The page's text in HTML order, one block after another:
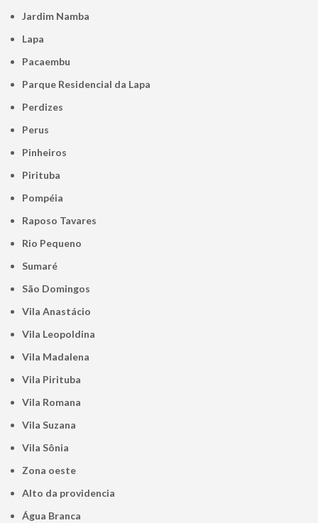
Jardim Namba
Lapa
Pacaembu
Parque Residencial da Lapa
Perdizes
Perus
Pinheiros
Pirituba
Pompéia
Raposo Tavares
Rio Pequeno
Sumaré
São Domingos
Vila Anastácio
Vila Leopoldina
Vila Madalena
Vila Pirituba
Vila Romana
Vila Suzana
Vila Sônia
Zona oeste
alto da providencia
Água Branca